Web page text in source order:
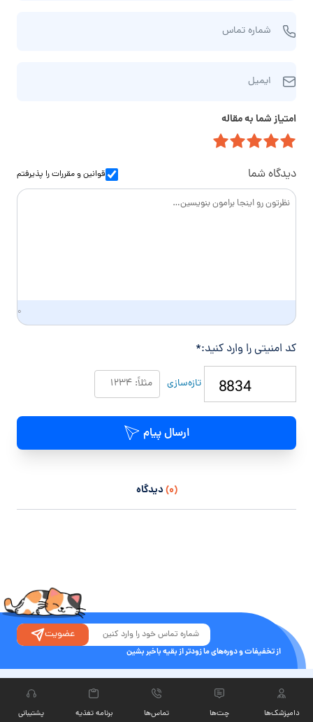
و
م‌
ا
ن
و
ا
د
گ
م
ر
ا
شماره تماس
ی
ی
ل
ایمیل
امتیاز شما به مقاله
دیدگاه شما قوانین و مقرراترا پذیرفتم
۰
کد امنیتی را وارد کنید:*
تازه‌سازی
ارسال پیام
(۰) دیدگاه
از تخفیفات و دوره‌های ما زودتر از بقیه باخبر بشین
عضویت
دامپزشک‌ها چت‏‌ها تماس‌ها برنامه تغذیه پشتیبانی